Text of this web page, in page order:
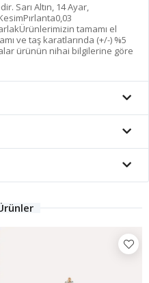
Sarı Altın, 14 Ayar,
tamamı el
ve taş karatlarında (+/-) %5
ürünün nihai bilgilerine göre